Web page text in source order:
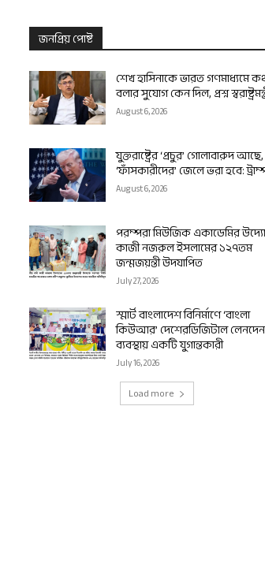
জনপ্রিয় পোষ্ট
শেখ হাসিনাকে ভারত গণমাধ্যমে
বলার সুযোগ কেন দিল, প্রশ্ন
August 6, 2026
যুক্তরাষ্ট্রের ‘প্রচুর’ গোলাবারুদ
‘ফাঁসকারীদের’ জেলে ভরা হবে:
August 6, 2026
পরম্পরা মিউজিক একাডেমির
কাজী নজরুল ইসলামের ১২৭তম
জন্মজয়ন্তী উদযাপিত
July 27, 2026
স্মার্ট বাংলাদেশ বিনির্মাণে ‘বাংলা
কিউআর’ দেশেরডিজিটাল লেনদেন
ব্যবস্থায় একটি যুগান্তকারী
July 16, 2026
Load more